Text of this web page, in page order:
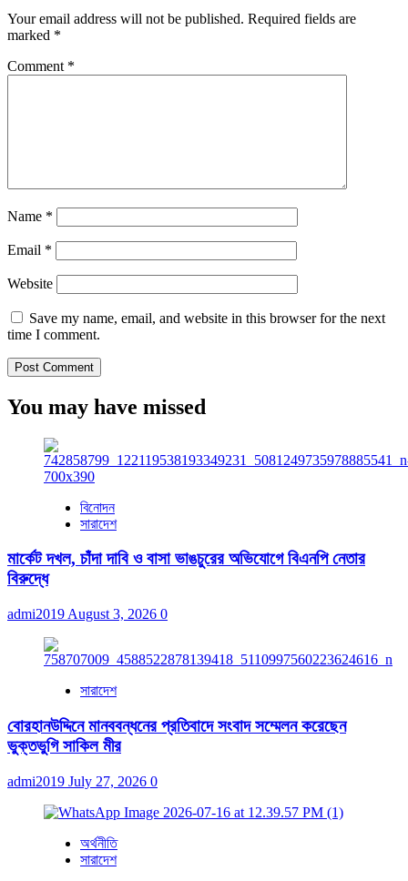
Your email address will not be published. Required fields are
marked *
Comment *
Name *
Email *
Website
Save my name, email, and website in this browser for the next
time I comment.
You may have missed
বিনোদন
সারাদেশ
মার্কেট দখল, চাঁদা দাবি ও বাসা ভাঙচুরের অভিযোগে বিএনপি নেতার
বিরুদ্ধে
admi2019 August 3, 2026 0
সারাদেশ
বোরহানউদ্দিনে মানববন্ধনের প্রতিবাদে সংবাদ সম্মেলন করেছেন
ভুক্তভুগি সাকিল মীর
admi2019 July 27, 2026 0
অর্থনীতি
সারাদেশ